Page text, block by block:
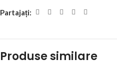
Partajați:
Produse similare